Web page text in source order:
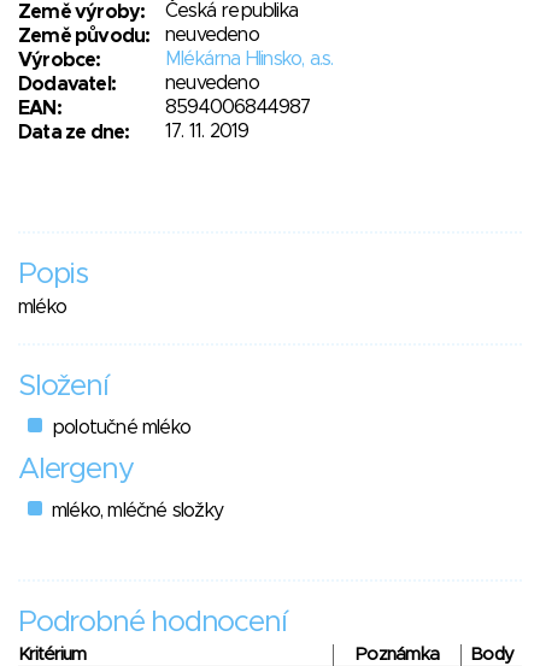
Země výroby:
Česká republika
Země původu:
neuvedeno
Výrobce:
Mlékárna Hlinsko, a.s.
Dodavatel:
neuvedeno
EAN:
8594006844987
Data ze dne:
17. 11. 2019
Popis
mléko
Složení
polotučné mléko
Alergeny
mléko, mléčné složky
Podrobné hodnocení
Kritérium Poznámka
Body